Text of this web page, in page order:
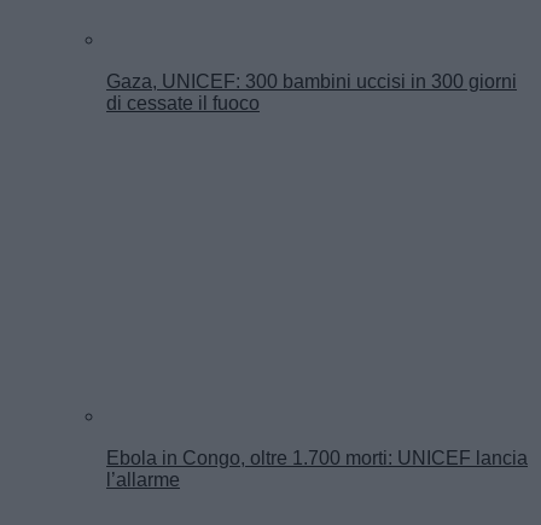
Gaza, UNICEF: 300 bambini uccisi in 300 giorni
di cessate il fuoco
Ebola in Congo, oltre 1.700 morti: UNICEF lancia
l’allarme